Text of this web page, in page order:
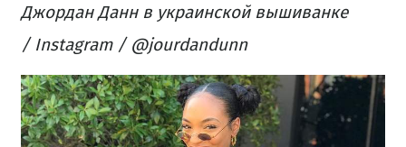
Джордан Данн в украинской вышиванке
/ Instagram / @jourdandunn